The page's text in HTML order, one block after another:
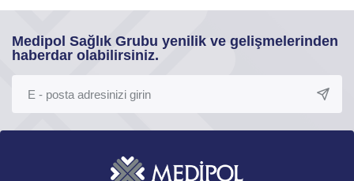
Medipol Sağlık Grubu yenilik ve gelişmelerinden
haberdar olabilirsiniz.